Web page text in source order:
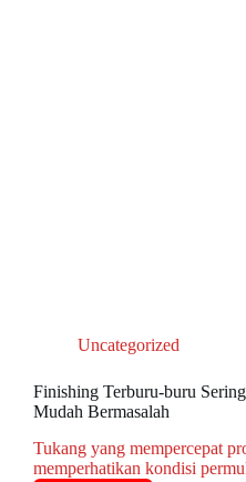
Uncategorized
Finishing Terburu-buru
Mudah Bermasalah
Tukang yang mempercepat
memperhatikan kondisi